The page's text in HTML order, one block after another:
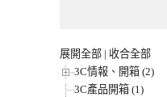
展開全部 | 收合全部
3C情報、開箱 (2)
3C產品開箱 (1)